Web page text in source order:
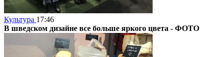
Культура 17:46
В шведском дизайне все больше яркого цвета - ФОТО